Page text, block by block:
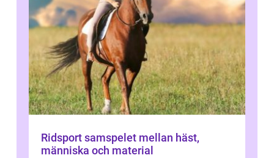
Ridsport samspelet mellan häst,
människa och material